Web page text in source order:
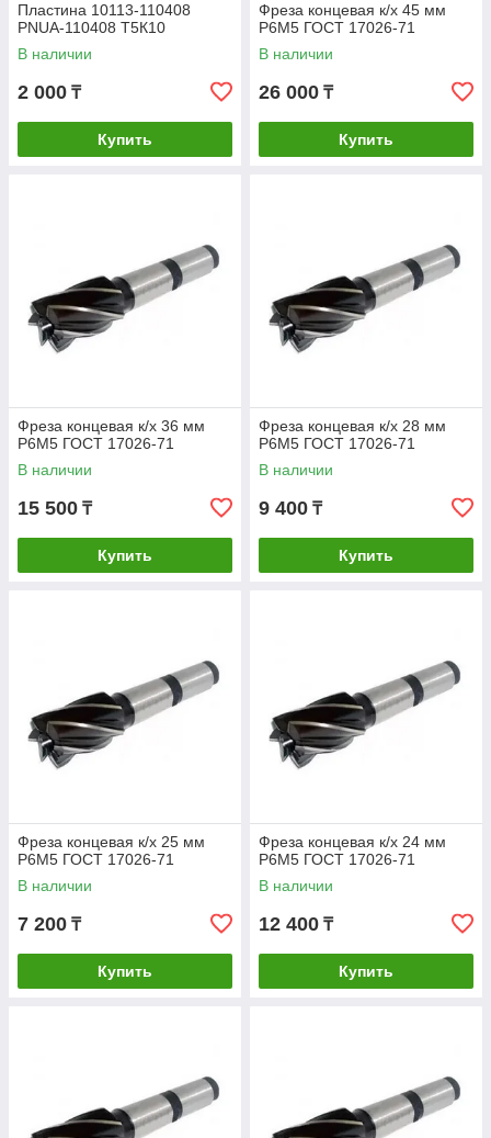
Пластина 10113-110408
PNUA-110408 Т5К10
В наличии
2 000 ₸
Купить
Фреза концевая к/х 45 мм
Р6М5 ГОСТ 17026-71
В наличии
26 000 ₸
Купить
Фреза концевая к/х 36 мм
Р6М5 ГОСТ 17026-71
В наличии
15 500 ₸
Купить
Фреза концевая к/х 28 мм
Р6М5 ГОСТ 17026-71
В наличии
9 400 ₸
Купить
Фреза концевая к/х 25 мм
Р6М5 ГОСТ 17026-71
В наличии
7 200 ₸
Купить
Фреза концевая к/х 24 мм
Р6М5 ГОСТ 17026-71
В наличии
12 400 ₸
Купить